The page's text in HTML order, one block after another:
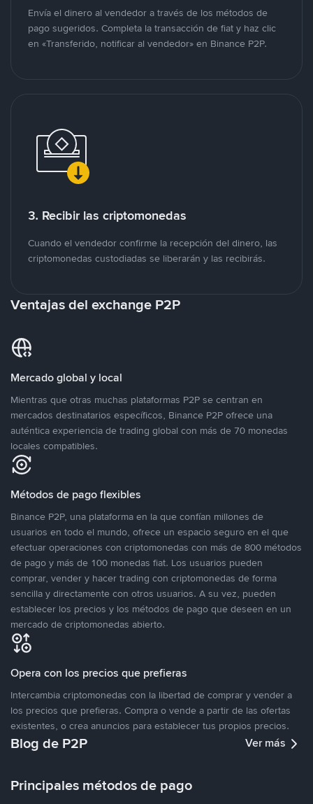
Envía el dinero al vendedor a través de los métodos de
pago sugeridos. Completa la transacción de fiat y haz clic
en «Transferido, notificar al vendedor» en Binance P2P.
3. Recibir las criptomonedas
Cuando el vendedor confirme la recepción del dinero, las
criptomonedas custodiadas se liberarán y las recibirás.
Ventajas del exchange P2P
Mercado global y local
Mientras que otras muchas plataformas P2P se centran en
mercados destinatarios específicos, Binance P2P ofrece una
auténtica experiencia de trading global con más de 70 monedas
locales compatibles.
Métodos de pago flexibles
Binance P2P, una plataforma en la que confían millones de
usuarios en todo el mundo, ofrece un espacio seguro en el que
efectuar operaciones con criptomonedas con más de 800 métodos
de pago y más de 100 monedas fiat. Los usuarios pueden
comprar, vender y hacer trading con criptomonedas de forma
sencilla y directamente con otros usuarios. A su vez, pueden
establecer los precios y los métodos de pago que deseen en un
mercado de criptomonedas abierto.
Opera con los precios que prefieras
Intercambia criptomonedas con la libertad de comprar y vender a
los precios que prefieras. Compra o vende a partir de las ofertas
existentes, o crea anuncios para establecer tus propios precios.
Blog de P2P Ver más
Principales métodos de pago